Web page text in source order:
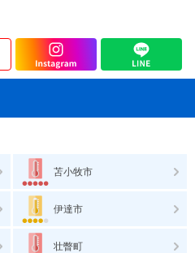
苫小牧市
伊達市
壮瞥町